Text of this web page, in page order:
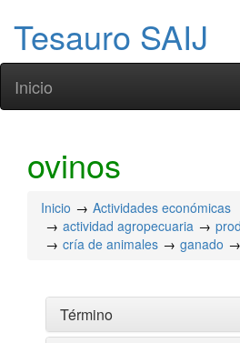
Tesauro SAIJ
Inicio
ovinos
Inicio
Actividades económicas
actividad agropecuaria
cría de animales
ganado
Término